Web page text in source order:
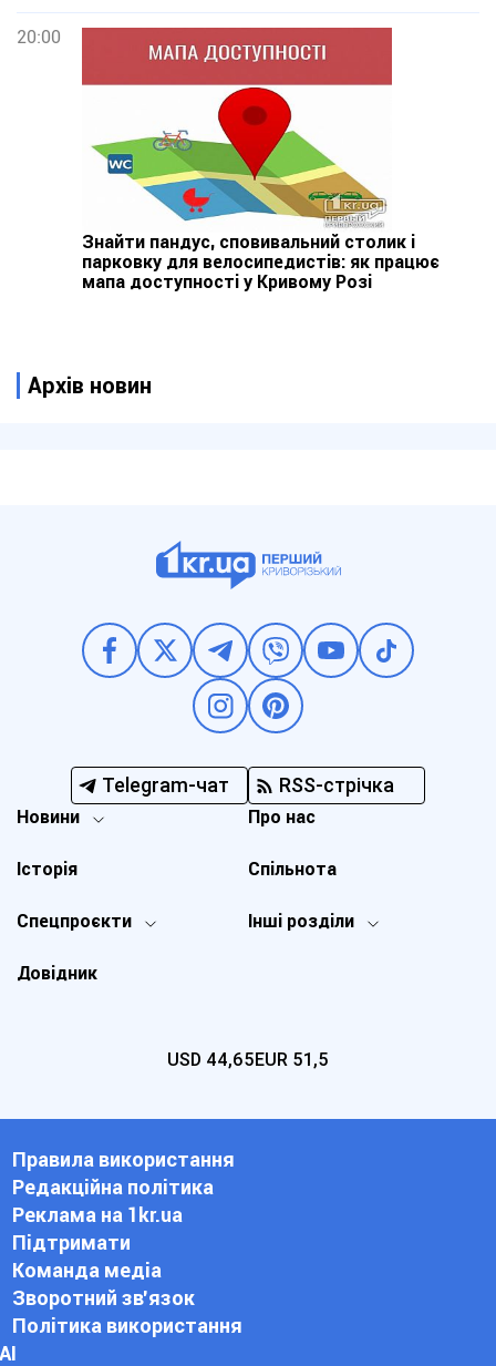
20:00
Знайти пандус, сповивальний столик і
парковку для велосипедистів: як працює
мапа доступності у Кривому Розі
Архів новин
Telegram-чат RSS-стрічка
Новини
Спецпроєкти Інші розділи
Історія
Про нас
Довідник
Спільнота
USD 44,65EUR 51,5
Правила використання
Редакційна політика
Реклама на 1kr.ua
Підтримати
Команда медіа
Зворотний зв'язок
Політика використання
АІ